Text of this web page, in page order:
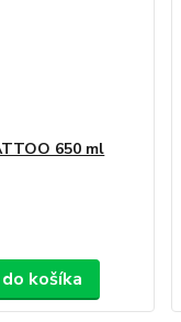
650 ml
košíka